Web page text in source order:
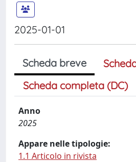
2025-01-01
Scheda breve
Scheda completa (DC)
Anno
2025
Appare nelle tipologie:
1.1 Articolo in rivista